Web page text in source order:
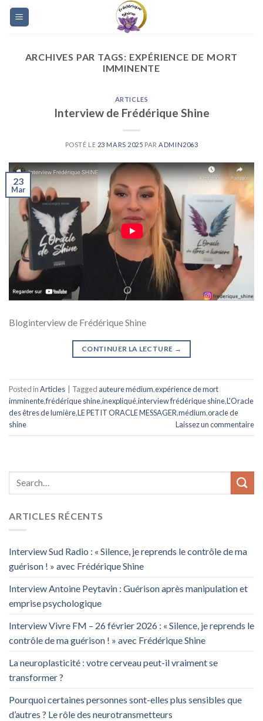
Skip
ARCHIVES PAR TAGS: EXPÉRIENCE DE MORT
IMMINENTE
ARTICLES
Interview de Frédérique Shine
POSTÉ LE 23 MARS 2025 PAR ADMIN2063
23
Mar
Bloginterview de Frédérique Shine
CONTINUER LA LECTURE →
Posted inArticles Tagged auteure médium,expérience de mort
imminente,frédérique shine,inexpliqué,interview frédérique shine,L'Oracle
des êtres de lumière,LE PETIT ORACLE MESSAGER,médium,oracle de
shine
Laissez un commentaire
ARTICLES RÉCENTS
Interview Sud Radio : « Silence, je reprends le contrôle de ma
guérison ! » avec Frédérique Shine
Interview Antoine Peytavin : Guérison après manipulation et
emprise psychologique
Interview Vivre FM – 26 février 2026 : « Silence, je reprends le
contrôle de ma guérison ! » avec Frédérique Shine
La neuroplasticité : votre cerveau peut-il vraiment se
transformer ?
Pourquoi certaines personnes sont-elles plus sensibles que
d’autres ? Le rôle des neurotransmetteurs